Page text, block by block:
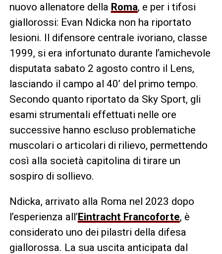
nuovo allenatore della Roma, e per i tifosi
giallorossi: Evan Ndicka non ha riportato
lesioni. Il difensore centrale ivoriano, classe
1999, si era infortunato durante l’amichevole
disputata sabato 2 agosto contro il Lens,
lasciando il campo al 40’ del primo tempo.
Secondo quanto riportato da Sky Sport, gli
esami strumentali effettuati nelle ore
successive hanno escluso problematiche
muscolari o articolari di rilievo, permettendo
così alla società capitolina di tirare un
sospiro di sollievo.
Ndicka, arrivato alla Roma nel 2023 dopo
l’esperienza all’Eintracht Francoforte, è
considerato uno dei pilastri della difesa
giallorossa. La sua uscita anticipata dal